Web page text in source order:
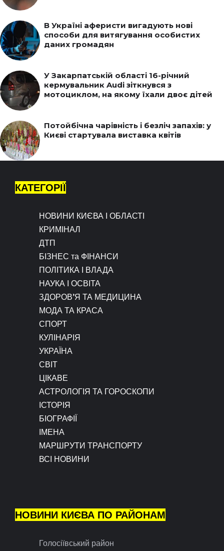
В Україні аферисти вигадують нові
способи для витягування особистих
даних громадян
У Закарпатській області 16-річний
кермувальник Audi зіткнувся з
мотоциклом, на якому їхали двоє дітей
Потойбічна чарівність і безліч запахів: у
Києві стартувала виставка квітів
КАТЕГОРІЇ
НОВИНИ КИЄВА І ОБЛАСТІ
КРИМІНАЛ
ДТП
БІЗНЕС та ФІНАНСИ
ПОЛІТИКА І ВЛАДА
НАУКА І ОСВІТА
ЗДОРОВ’Я ТА МЕДИЦИНА
МОДА ТА КРАСА
СПОРТ
КУЛІНАРІЯ
УКРАЇНА
СВІТ
ЦІКАВЕ
АСТРОЛОГІЯ ТА ГОРОСКОПИ
ІСТОРІЯ
БІОГРАФІЇ
ІМЕНА
МАРШРУТИ ТРАНСПОРТУ
ВСІ НОВИНИ
НОВИНИ КИЄВА ПО РАЙОНАМ
Голосіївський район